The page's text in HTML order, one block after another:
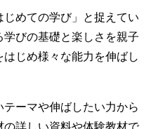
めての学び」と捉えてい
びの基礎と楽しさを親子
じめ様々な能力を伸ばし
ーマや伸ばしたい力から
詳しい資料や体験教材で